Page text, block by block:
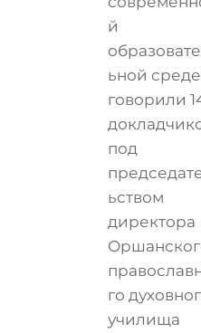
й
ьной среде
говорили
под
ьством
директора
го
училища